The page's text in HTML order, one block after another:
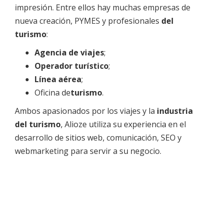
impresión. Entre ellos hay muchas empresas de
nueva creación, PYMES y profesionales del
turismo:
Agencia de viajes;
Operador turístico;
Línea aérea;
Oficina deturismo.
Ambos apasionados por los viajes y la industria
del turismo, Alioze utiliza su experiencia en el
desarrollo de sitios web, comunicación, SEO y
webmarketing para servir a su negocio.